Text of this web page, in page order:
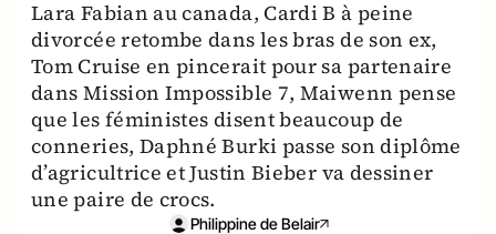
Lara Fabian au canada, Cardi B à peine
divorcée retombe dans les bras de son ex,
Tom Cruise en pincerait pour sa partenaire
dans Mission Impossible 7, Maiwenn pense
que les féministes disent beaucoup de
conneries, Daphné Burki passe son diplôme
d’agricultrice et Justin Bieber va dessiner
une paire de crocs.
Philippine de Belair